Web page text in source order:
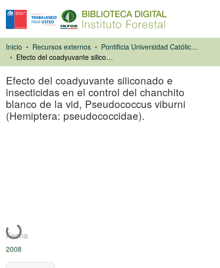
Inicio Recursos externos
Pontificia Universidad Católica de Chile. Facultad de Agronomía e Ingeniería Forestal
Efecto del coadyuvante siliconado e insecticidas en el control del chanchito blanco de la vid, Pseudococcus viburni (Hemiptera: pseudococcidae).
Efecto del coadyuvante siliconado e
insecticidas en el control del chanchito
blanco de la vid, Pseudococcus viburni
(Hemiptera: pseudococcidae).
Cargando...
Fecha
2008